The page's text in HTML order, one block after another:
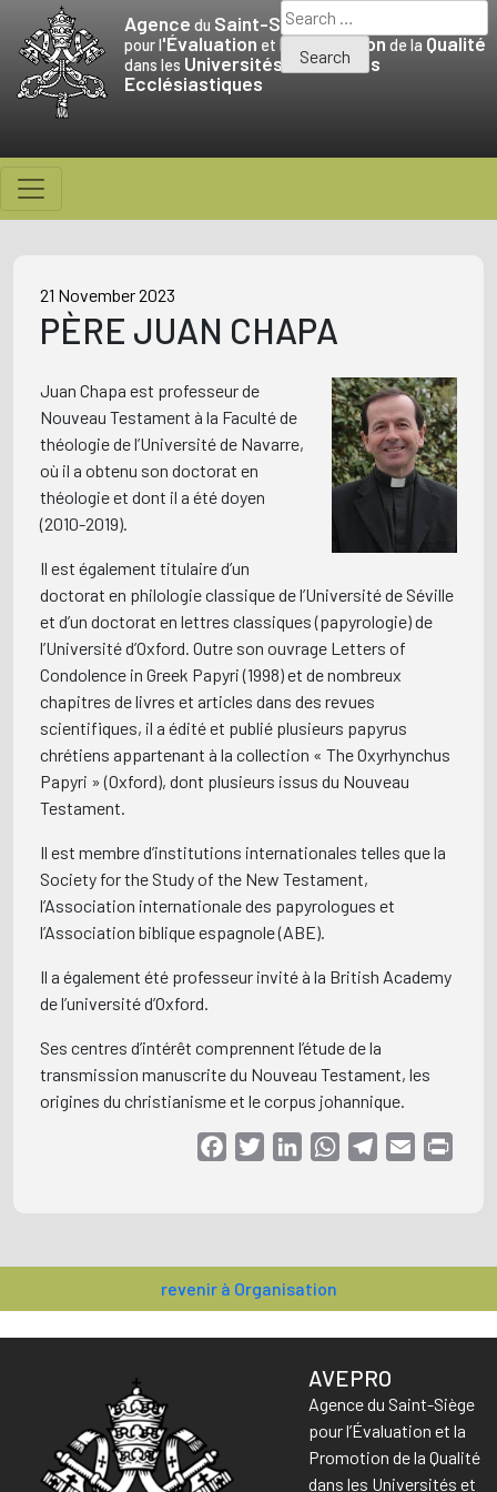
content
Agence du Saint-Siège
pour l'Évaluation et la Promotionde la Qualité
dans les Universités etFacultés
Ecclésiastiques
Search
for:
21 November 2023
PÈRE JUAN CHAPA
Juan Chapa est professeur de
Nouveau Testament à la Faculté de
théologie de l’Université de Navarre,
où il a obtenu son doctorat en
théologie et dont il a été doyen
(2010-2019).
Il est également titulaire d’un
doctorat en philologie classique de l’Université de Séville
et d’un doctorat en lettres classiques (papyrologie) de
l’Université d’Oxford. Outre son ouvrage Letters of
Condolence in Greek Papyri (1998) et de nombreux
chapitres de livres et articles dans des revues
scientifiques, il a édité et publié plusieurs papyrus
chrétiens appartenant à la collection « The Oxyrhynchus
Papyri » (Oxford), dont plusieurs issus du Nouveau
Testament.
Il est membre d’institutions internationales telles que la
Society for the Study of the New Testament,
l’Association internationale des papyrologues et
l’Association biblique espagnole (ABE).
Il a également été professeur invité à la British Academy
de l’université d’Oxford.
Ses centres d’intérêt comprennent l’étude de la
transmission manuscrite du Nouveau Testament, les
origines du christianisme et le corpus johannique.
FacebookTwitterLinkedInWhatsAppTelegram
Email
revenir à Organisation
AVEPRO
Agence du Saint-Siège
pour l’Évaluation et la
Promotion de la Qualité
dans les Universités et